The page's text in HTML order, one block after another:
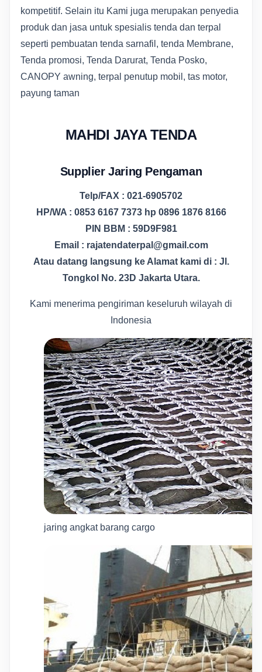
kompetitif. Selain itu Kami juga merupakan penyedia
produk dan jasa untuk spesialis tenda dan terpal
seperti pembuatan tenda sarnafil, tenda Membrane,
Tenda promosi, Tenda Darurat, Tenda Posko,
CANOPY awning, terpal penutup mobil, tas motor,
payung taman
MAHDI JAYA TENDA
Supplier Jaring Pengaman
Telp/FAX : 021-6905702
HP/WA : 0853 6167 7373 hp 0896 1876 8166
PIN BBM : 59D9F981
Email : rajatendaterpal@gmail.com
Atau datang langsung ke Alamat kami di : Jl.
Tongkol No. 23D Jakarta Utara.
Kami menerima pengiriman keseluruh wilayah di
Indonesia
jaring angkat barang cargo